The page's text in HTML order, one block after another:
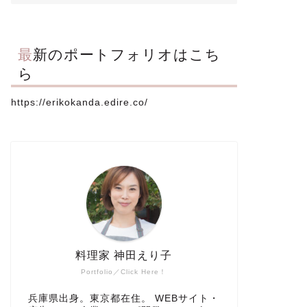
最新のポートフォリオはこち
ら
https://erikokanda.edire.co/
Portfolio／Click Here！
料理家 神田えり子
兵庫県出身。東京都在住。 WEBサイト・